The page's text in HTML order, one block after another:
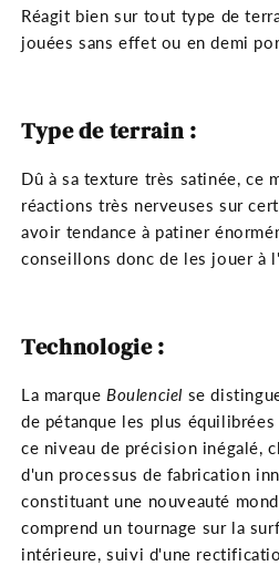
Réagit bien sur tout type de
jouées sans effet ou en demi
Type de terrain :
Dû à sa texture très satinée, ce
réactions très nerveuses sur
avoir tendance à patiner
conseillons donc de les jouer à
Technologie :
La marque Boulenciel se
de pétanque les plus
ce niveau de précision inégalé,
d'un processus de fabrication
constituant une nouveauté
comprend un tournage sur la
intérieure, suivi d'une